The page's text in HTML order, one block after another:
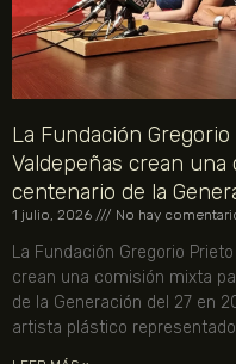
La Fundación
Valdepeñas crean
centenario de la
1 julio, 2026 No hay
La Fundación Gregorio
crean una comisión mixta
de la Generación del 27 en
artista plástico